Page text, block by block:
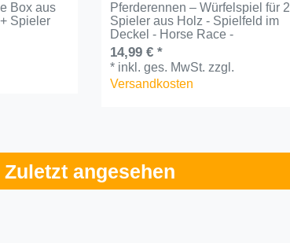
Box aus
Spieler
Pferderennen – Würfelspiel für 2
Spieler aus Holz - Spielfeld im
Deckel - Horse Race -
14,99 € *
* inkl. ges. MwSt. zzgl.
Versandkosten
Zuletzt angesehen